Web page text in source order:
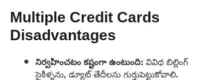
Multiple Credit Cards
Disadvantages
నిర్వహించటం కష్టంగా ఉంటుంది:వివిధ బిల్లింగ్
సైకిళ్ళను, డ్యూట్ తేదీలను గుర్తుపెట్టుకోవాలి.